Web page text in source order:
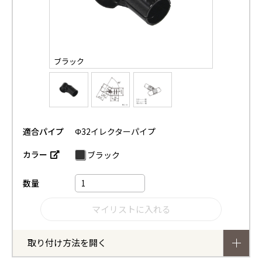
ブラック
適合パイプ
Φ32イレクターパイプ
カラー
ブラック
数量
取り付け方法を開く